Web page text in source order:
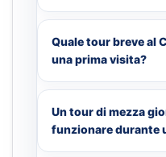
Quale tour breve al
una prima visita?
Un tour di mezza
funzionare durante